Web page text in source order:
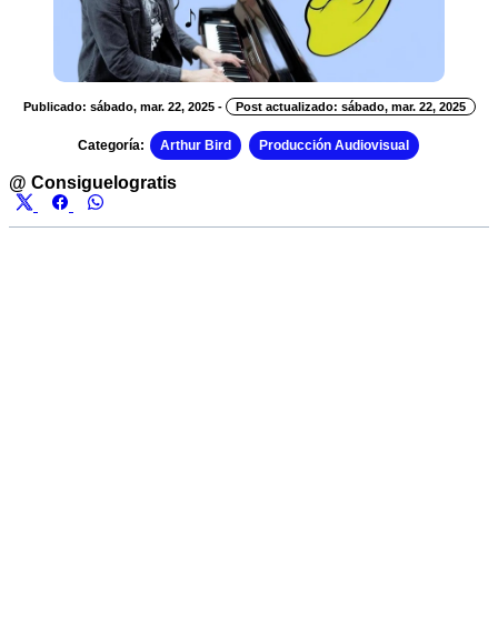
Publicado: sábado, mar. 22, 2025 - Post actualizado: sábado, mar. 22, 2025
Categoría: Arthur Bird Producción Audiovisual
@ Consiguelogratis